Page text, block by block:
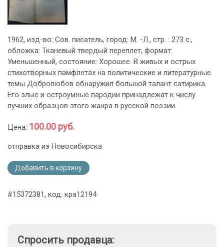
1962, изд-во: Сов. писатель, город: М. -Л., стр. : 273 с.,
обложка: Тканевый твердый переплет, формат:
Уменьшенный, состояние: Хорошее. В живых и острых
стихотворных памфлетах на политические и литературные
темы Добролюбов обнаружил большой талант сатирика.
Его злые и остроумные пародии принадлежат к числу
лучших образцов этого жанра в русской поэзии.
Цена: 100.00 руб.
отправка из Новосибирска
Добавить в корзину
#15372381, код: кра12194
Спросить продавца: